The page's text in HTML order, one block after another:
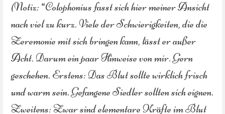
(Notiz: “Colophonius fasst sich hier meiner Ansicht
nach viel zu kurz. Viele der Schwierigkeiten, die die
Zeremonie mit sich bringen kann, lässt er außer
Acht. Darum ein paar Hinweise von mir. Gern
geschehen. Erstens: Das Blut sollte wirklich frisch
und warm sein. Gefangene Siedler sollten sich eignen.
Zweitens: Zwar sind elementare Kräfte im Blut